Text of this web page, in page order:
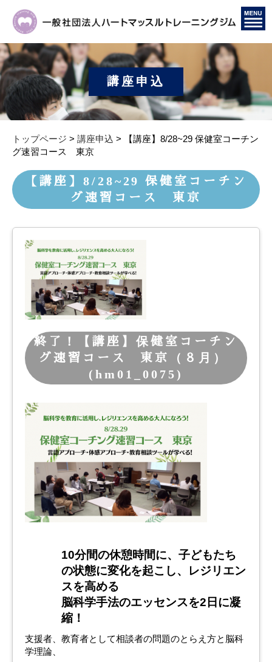
講座申込
トップページ > 講座申込 > 【講座】8/28~29 保健室コーチン
グ速習コース 東京
【講座】8/28~29 保健室コーチン
グ速習コース 東京
終了！【講座】保健室コーチン
グ速習コース 東京（８月）
(hm01_0075)
10分間の休憩時間に、子どもたち
の状態に変化を起こし、レジリエン
スを高める
脳科学手法のエッセンスを2日に凝
縮！
支援者、教育者として相談者の問題のとらえ方と脳科
学理論、